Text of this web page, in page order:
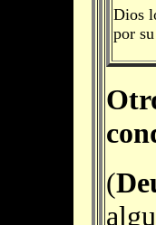
Dios
por
(